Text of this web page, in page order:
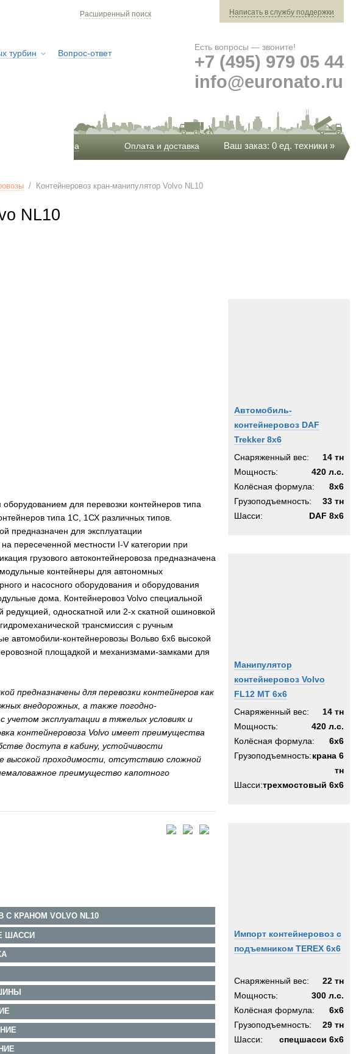
Расширенный поиск Написать в службу поддержки
турбин Вопрос-ответ
Есть вопросы — звоните!
+7 (495) 979 05 44
info@euronato.ru
Ваш заказ: 0 ед. техники »
Сервисная служба Оплата и доставка
/ Контейнеровоз кран-манипулятор Volvo NL10
NL10
Автомобиль-
контейнеровоз DAF
Trekker 8x6
Снаряженный вес:
14 тн
Мощность:
420 л.с.
Колёсная формула:
8x6
Грузоподъемность:
33 тн
Шасси:
DAF 8x6
Манипулятор
контейнеровоз Volvo
FL12 MT 6x6
Снаряженный вес:
14 тн
Мощность:
420 л.с.
Колёсная формула:
6x6
Грузоподъемность:крана 6
тн
Шасси:трехмостовый 6х6
Импорт контейнеровоз с
подъемником TEREX 6x6
Снаряженный вес:
22 тн
Мощность:
300 л.с.
Колёсная формула:
6x6
Грузоподъемность:
29 тн
Шасси:
спецшасси 6х6
для перевозки контейнеров типа
типа 1С, 1СХ различных типов.
предназначен для эксплуатации
пересеченной местности I-V категории при
грузового автоконтейнеровоза предназначена
контейнеры для автономных
и насосного оборудования и оборудования
дома. Контейнеровоз Volvo специальной
односкатной или 2-х скатной ошиновкой
трансмиссия с ручным
автомобили-контейнеровозы Вольво 6x6 высокой
площадкой и механизмами-замками для
предназначены для перевозки контейнеров как
внедорожных, а также погодно-
учетом эксплуатации в тяжелых условиях и
контейнеровоза Volvo имеет преимущества
доступа в кабину, устойчивости
высокой проходимости, отсутствию сложной
преимущество капотного
КРАНОМ VOLVO NL10
ШАССИ